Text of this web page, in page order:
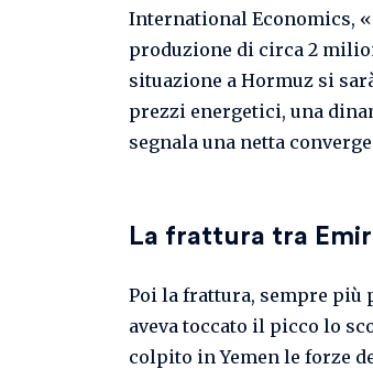
International Economics,
produzione di circa 2
situazione a Hormuz si
prezzi energetici, una
segnala una netta
La frattura tra
Poi la frattura, sempre più
aveva toccato il picco lo
colpito in Yemen le forze